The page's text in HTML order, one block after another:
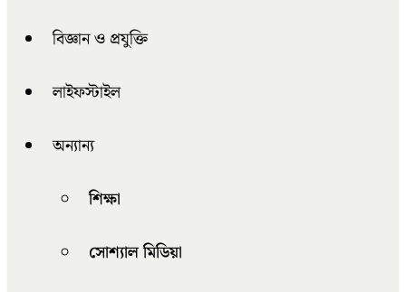
বিজ্ঞান ও প্রযুক্তি
লাইফস্টাইল
অন্যান্য
শিক্ষা
সোশ্যাল মিডিয়া